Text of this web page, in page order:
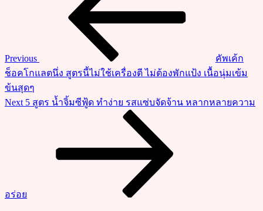
นุ่ม
หวาน
มัน
เข้ม
ทาน
คู่
กับ
Previous
คัพเค้ก
ช็อคโกแลตนึ่ง สูตรนี้ไม่ใช้เครื่องตี ไม่ต้องพักแป้ง เนื้อนุ่มเข้ม
ข้นสุดๆ
Next
Post
Next 5 สูตร น้ำจิ้มซีฟู้ด ทำง่าย รสแซ่บจัดจ้าน หลากหลายความ
อร่อย